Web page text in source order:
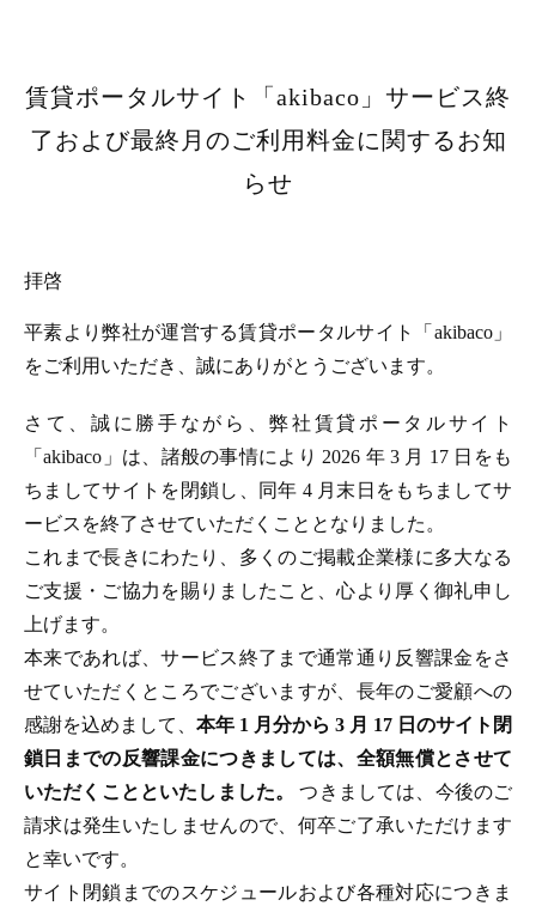
賃貸ポータルサイト「akibaco」サービス終
了および最終月のご利用料金に関するお知
らせ
拝啓
平素より弊社が運営する賃貸ポータルサイト「akibaco」
をご利用いただき、誠にありがとうございます。
さて、誠に勝手ながら、弊社賃貸ポータルサイト
「akibaco」は、諸般の事情により 2026 年 3 月 17 日をも
ちましてサイトを閉鎖し、同年 4 月末日をもちましてサ
ービスを終了させていただくこととなりました。
これまで長きにわたり、多くのご掲載企業様に多大なる
ご支援・ご協力を賜りましたこと、心より厚く御礼申し
上げます。
本来であれば、サービス終了まで通常通り反響課金をさ
せていただくところでございますが、長年のご愛顧への
感謝を込めまして、 本年 1 月分から 3 月 17 日のサイト閉
鎖日までの反響課金につきましては、全額無償とさせて
いただくことといたしました。つきましては、今後のご
請求は発生いたしませんので、何卒ご了承いただけます
と幸いです。
サイト閉鎖までのスケジュールおよび各種対応につきま